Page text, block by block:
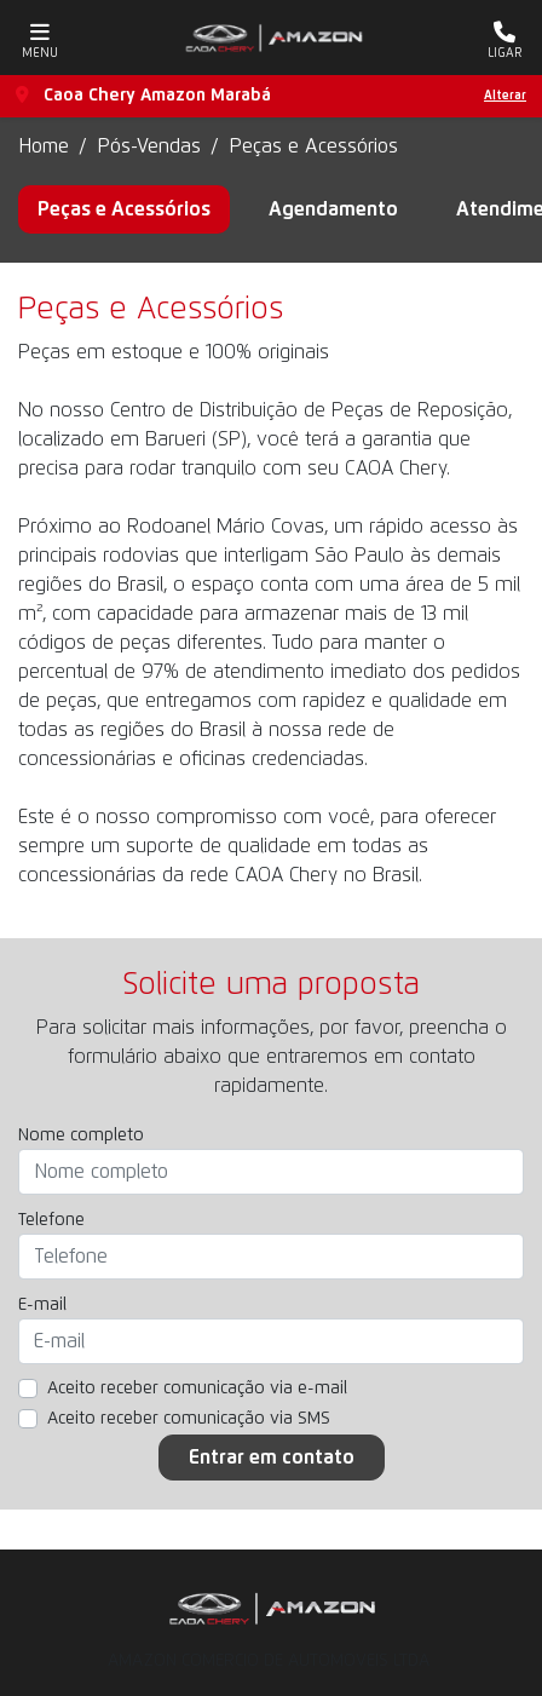
MENU LIGAR
Caoa Chery Amazon Marabá Alterar
Home Pós-Vendas Peças e Acessórios
Agendamento
Peças e Acessórios
Peças e Acessórios
Peças em estoque e 100% originais
No nosso Centro de Distribuição de Peças de Reposição,
localizado em Barueri (SP), você terá a garantia que
precisa para rodar tranquilo com seu CAOA Chery.
Próximo ao Rodoanel Mário Covas, um rápido acesso às
principais rodovias que interligam São Paulo às demais
regiões do Brasil, o espaço conta com uma área de 5 mil
m², com capacidade para armazenar mais de 13 mil
códigos de peças diferentes. Tudo para manter o
percentual de 97% de atendimento imediato dos pedidos
de peças, que entregamos com rapidez e qualidade em
todas as regiões do Brasil à nossa rede de
concessionárias e oficinas credenciadas.
Este é o nosso compromisso com você, para oferecer
sempre um suporte de qualidade em todas as
concessionárias da rede CAOA Chery no Brasil.
Solicite uma proposta
Para solicitar mais informações, por favor, preencha o
formulário abaixo que entraremos em contato
rapidamente.
Nome completo
Telefone
E-mail
Aceito receber comunicação via e-mail
Aceito receber comunicação via SMS
Entrar em contato